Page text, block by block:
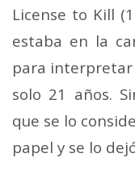
License to Kill
estaba en la
para interpretar
solo 21 años.
que se lo
papel y se lo